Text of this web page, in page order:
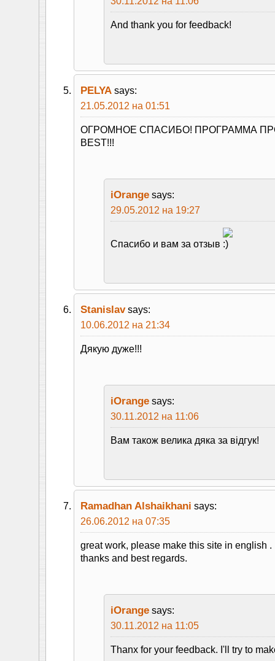
And thank you for feedback!
PELYA says:
21.05.2012 на 01:51
ОГРОМНОЕ СПАСИБО! ПРОГРАММА
BEST!!!
iOrange says:
29.05.2012 на 19:27
Спасибо и вам за отзыв
Stanislav says:
10.06.2012 на 21:34
Дякую дуже!!!
iOrange says:
30.11.2012 на 11:06
Вам також велика дяка за вiдгук!
Ramadhan Alshaikhani says:
26.06.2012 на 07:35
great work, please make this site in english .
thanks and best regards.
iOrange says:
30.11.2012 на 11:05
Thanx for your feedback. I'll try to